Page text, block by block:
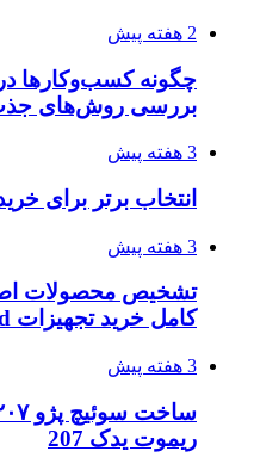
2 هفته پیش
چگونه کسب‌وکارها
بررسی روش‌های
3 هفته پیش
انتخاب برتر برای
3 هفته پیش
تشخیص محصولات اصل
کامل خرید تجهیزات Legrand
3 هفته پیش
ریموت یدک 207